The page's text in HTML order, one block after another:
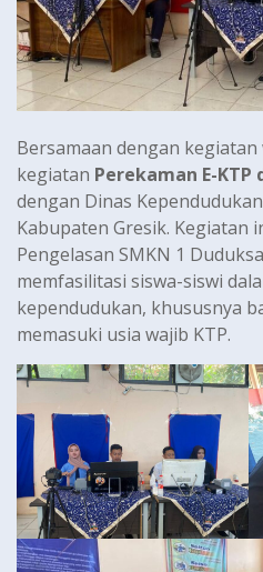
Bersamaan dengan
kegiatan Perekaman E-KTP
dengan Dinas
Kabupaten Gresik. Kegiatan
Pengelasan SMKN 1
memfasilitasi siswa-siswi
kependudukan, khususnya
memasuki usia wajib KTP.